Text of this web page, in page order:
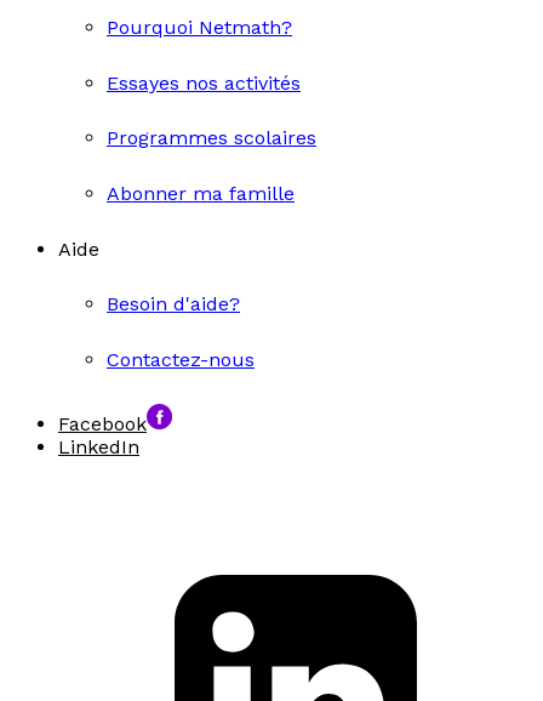
Pourquoi Netmath?
Essayes nos activités
Programmes scolaires
Abonner ma famille
Aide
Besoin d'aide?
Contactez-nous
Facebook
LinkedIn